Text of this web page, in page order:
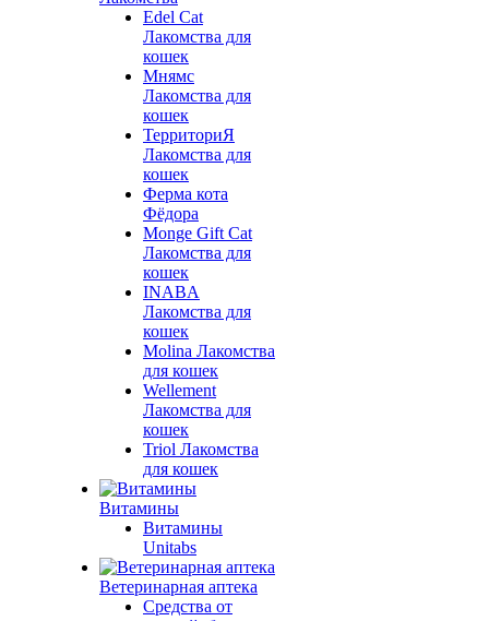
Edel Cat
Лакомства для
кошек
Мнямс
Лакомства для
кошек
ТерриториЯ
Лакомства для
кошек
Ферма кота
Фёдора
Monge Gift Cat
Лакомства для
кошек
INABA
Лакомства для
кошек
Molina Лакомства
для кошек
Wellement
Лакомства для
кошек
Triol Лакомства
для кошек
Витамины
Витамины
Unitabs
Ветеринарная аптека
Средства от